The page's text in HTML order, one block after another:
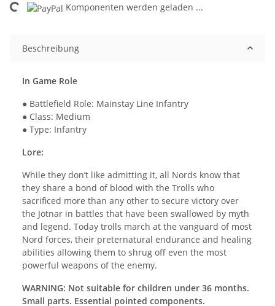
Loading... Komponenten werden geladen ...
Beschreibung
In Game Role
● Battlefield Role: Mainstay Line Infantry
● Class: Medium
● Type: Infantry
Lore:
While they don’t like admitting it, all Nords know that
they share a bond of blood with the Trolls who
sacrificed more than any other to secure victory over
the Jötnar in battles that have been swallowed by myth
and legend. Today trolls march at the vanguard of most
Nord forces, their preternatural endurance and healing
abilities allowing them to shrug off even the most
powerful weapons of the enemy.
WARNING: Not suitable for children under 36 months.
Small parts. Essential pointed components.